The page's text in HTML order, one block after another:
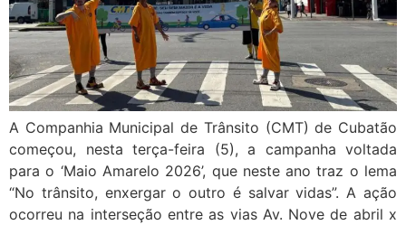
A Companhia Municipal de Trânsito (CMT) de Cubatão
começou, nesta terça-feira (5), a campanha voltada
para o ‘Maio Amarelo 2026’, que neste ano traz o lema
“No trânsito, enxergar o outro é salvar vidas”. A ação
ocorreu na interseção entre as vias Av. Nove de abril x